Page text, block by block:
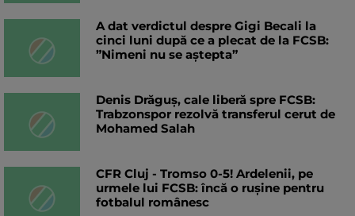
A dat verdictul despre Gigi Becali la
cinci luni după ce a plecat de la FCSB:
”Nimeni nu se aștepta”
Denis Drăguș, cale liberă spre FCSB:
Trabzonspor rezolvă transferul cerut de
Mohamed Salah
CFR Cluj - Tromso 0-5! Ardelenii, pe
urmele lui FCSB: încă o rușine pentru
fotbalul românesc